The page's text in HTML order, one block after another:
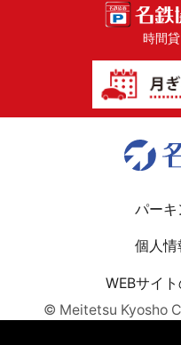
時間
パーキ
個人情
WEBサイ
© Meitetsu Kyosho